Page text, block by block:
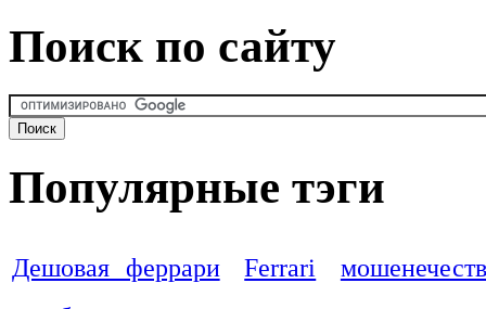
Поиск по сайту
Популярные тэги
Дешовая феррари Ferrari